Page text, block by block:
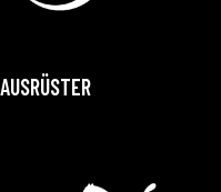
AUSRÜSTER